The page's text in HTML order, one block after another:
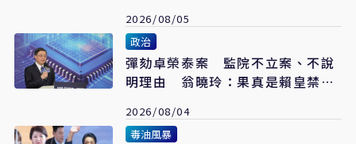
2026/08/05
政治
彈劾卓榮泰案 監院不立案、不說
明理由 翁曉玲：果真是賴皇禁衛
2026/08/04
毒油風暴